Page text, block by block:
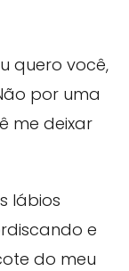
quero você,
por uma
me deixar
lábios
e
do meu